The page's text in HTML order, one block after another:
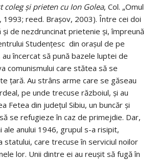
coleg şi prieten cu Ion Golea, Col. „Omul
1993; reed. Braşov, 2003). Între cei doi
de nezdruncinat prietenie şi, împreună
Studenţesc din oraşul de pe
au încercat să pună bazele luptei de
comunismului care stătea să se
ţară. Au strâns arme care se găseau
pe unde trecuse războiul, şi au
Fetea din judeţul Sibiu, un buncăr şi
se refugieze în caz de primejdie. Dar,
ale anului 1946, grupul s-a risipit,
statului, care trecuse în serviciul noilor
lor. Unii dintre ei au reuşit să fugă în